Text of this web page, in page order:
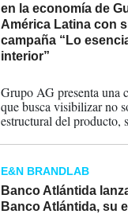
en la economía de
América Latina con
campaña “Lo
interior”
Grupo AG presenta una
que busca visibilizar no
estructural del producto,
que fortalece su
en soluciones de acero.
E&N BRANDLAB
Banco Atlántida
Banco Atlántida, su